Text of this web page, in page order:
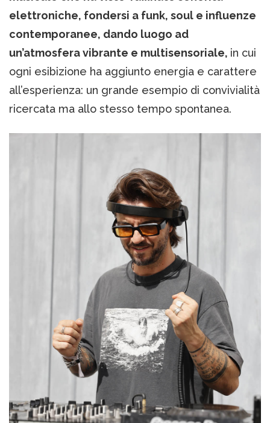
elettroniche, fondersi a funk, soul e influenze
contemporanee, dando luogo ad
un’atmosfera vibrante e multisensoriale, in cui
ogni esibizione ha aggiunto energia e carattere
all’esperienza: un grande esempio di convivialità
ricercata ma allo stesso tempo spontanea.